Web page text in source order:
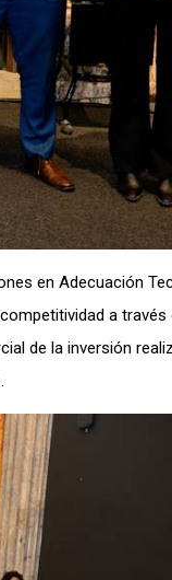
en Adecuación
a través
de la inversión